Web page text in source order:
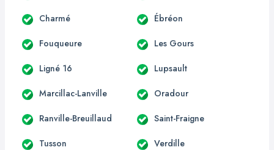
Charmé Ébréon
Fouqueure Les Gours
Ligné 16 Lupsault
Marcillac-Lanville Oradour
Ranville-Breuillaud Saint-Fraigne
Tusson Verdille